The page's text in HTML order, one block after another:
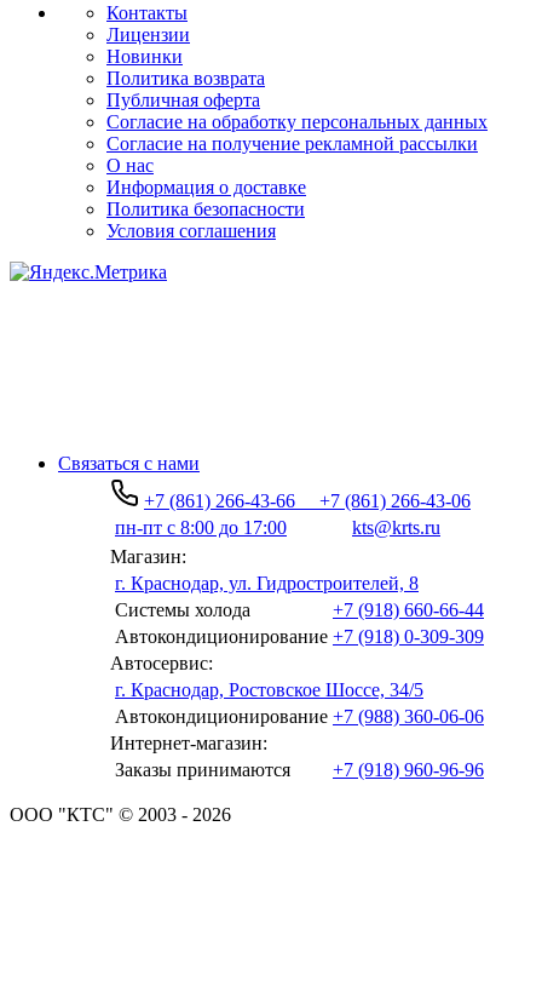
Контакты
Лицензии
Новинки
Политика возврата
Публичная оферта
Согласие на обработку персональных данных
Согласие на получение рекламной рассылки
О нас
Информация о доставке
Политика безопасности
Условия соглашения
Связаться с нами
+7 (861) 266-43-66
+7 (861) 266-43-06
пн-пт с 8:00 до 17:00
kts@krts.ru
Магазин:
г. Краснодар, ул. Гидростроителей, 8
Системы холода
+7 (918) 660-66-44
Автокондиционирование +7 (918) 0-309-309
Автосервис:
г. Краснодар, Ростовское Шоссе, 34/5
Автокондиционирование +7 (988) 360-06-06
Интернет-магазин:
Заказы принимаются
+7 (918) 960-96-96
ООО "КТС" © 2003 - 2026